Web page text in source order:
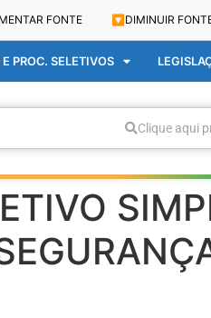
FONTE 🔽 DIMINUIR
PROC. SELETIVOS
Clique aqui